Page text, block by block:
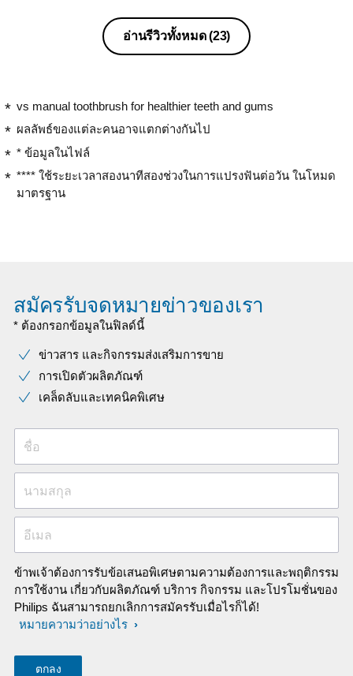
อ่านรีวิวทั้งหมด(23)
vs manual toothbrush for healthier teeth and gums
ผลลัพธ์ของแต่ละคนอาจแตกต่างกันไป
* ข้อมูลในไฟล์
**** ใช้ระยะเวลาสองนาทีสองช่วงในการแปรงฟันต่อวัน ในโหมด
มาตรฐาน
สมัครรับจดหมายข่าวของเรา
* ต้องกรอกข้อมูลในฟิลด์นี้
ข่าวสาร และกิจกรรมส่งเสริมการขาย
การเปิดตัวผลิตภัณฑ์
เคล็ดลับและเทคนิคพิเศษ
ชื่อ
นามสกุล
อีเมล
ข้าพเจ้าต้องการรับข้อเสนอพิเศษตามความต้องการและพฤติกรรม
การใช้งาน เกี่ยวกับผลิตภัณฑ์ บริการ กิจกรรม และโปรโมชั่นของ
Philips ฉันสามารถยกเลิกการสมัครรับเมื่อไรก็ได้!
หมายความว่าอย่างไร